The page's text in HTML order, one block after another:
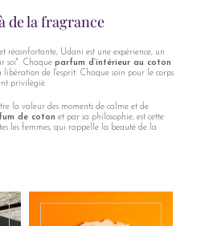
de la fragrance
réconfortante, Udani est une expérience, un
soi". Chaque parfum d’intérieur au coton
de l'esprit. Chaque soin pour le corps
privilégié.
la valeur des moments de calme et de
de coton et par sa philosophie, est cette
les femmes, qui rappelle la beauté de la